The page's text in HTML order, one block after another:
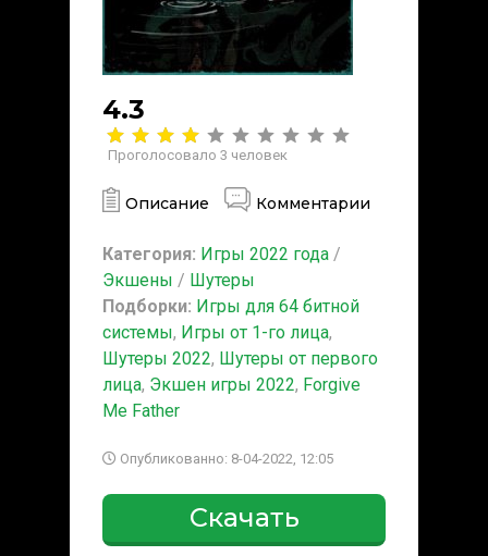
4.3
Проголосовало 3 человек
Описание Комментарии
Категория: Игры 2022 года /
Экшены / Шутеры
Подборки: Игры для 64 битной
системы, Игры от 1-го лица,
Шутеры 2022, Шутеры от первого
лица, Экшен игры 2022, Forgive
Me Father
Опубликованно: 8-04-2022, 12:05
Скачать